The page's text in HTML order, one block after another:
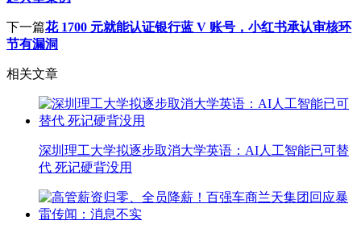
下一篇花 1700 元就能认证银行蓝 V 账号，小红书承认审核环
节有漏洞
相关文章
深圳理工大学拟逐步取消大学英语：AI人工智能已可替
代 死记硬背没用